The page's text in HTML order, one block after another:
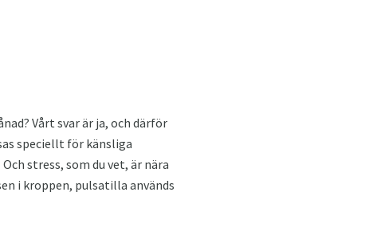
Vårt svar är ja, och därför
speciellt för känsliga
stress, som du vet, är nära
i kroppen, pulsatilla används